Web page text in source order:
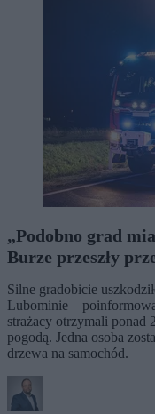
„Podobno grad
Burze przeszły
Silne gradobicie
Lubominie –
strażacy otrzymali ponad
pogodą. Jedna osoba
drzewa na samochód.